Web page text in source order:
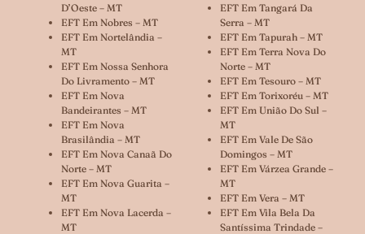
D’Oeste – MT
EFT Em Nobres – MT
EFT Em Nortelândia –
MT
EFT Em Nossa Senhora
Do Livramento – MT
EFT Em Nova
Bandeirantes – MT
EFT Em Nova
Brasilândia – MT
EFT Em Nova Canaã Do
Norte – MT
EFT Em Nova Guarita –
MT
EFT Em Nova Lacerda –
MT
EFT Em Tangará Da
Serra – MT
EFT Em Tapurah – MT
EFT Em Terra Nova Do
Norte – MT
EFT Em Tesouro – MT
EFT Em Torixoréu – MT
EFT Em União Do Sul –
MT
EFT Em Vale De São
Domingos – MT
EFT Em Várzea Grande –
MT
EFT Em Vera – MT
EFT Em Vila Bela Da
Santíssima Trindade –